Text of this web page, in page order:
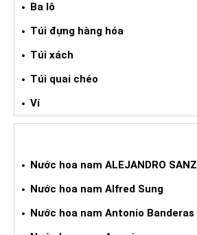
Ba lô
Túi đựng hàng hóa
Túi xách
Túi quai chéo
Ví
Nước hoa nam ALEJANDRO SANZ
Nước hoa nam Alfred Sung
Nước hoa nam Antonio Banderas